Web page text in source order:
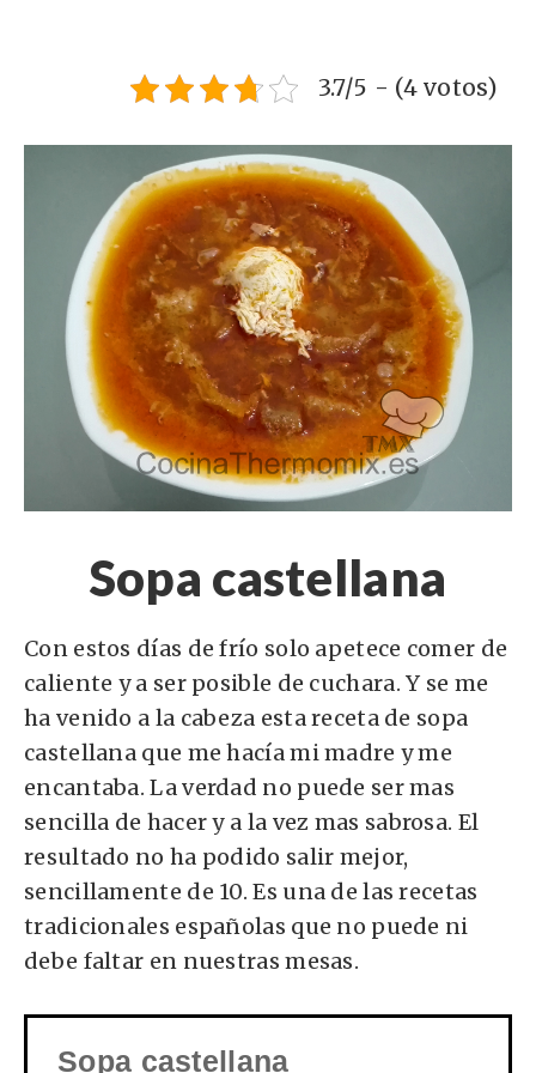
3.7/5 - (4 votos)
Sopa castellana
Con estos días de frío solo apetece comer de
caliente y a ser posible de cuchara. Y se me
ha venido a la cabeza esta receta de sopa
castellana que me hacía mi madre y me
encantaba. La verdad no puede ser mas
sencilla de hacer y a la vez mas sabrosa. El
resultado no ha podido salir mejor,
sencillamente de 10. Es una de las recetas
tradicionales españolas que no puede ni
debe faltar en nuestras mesas.
Sopa castellana